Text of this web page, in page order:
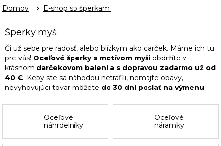
Domov E-shop so šperkami
Šperky myš
Či už sebe pre radosť, alebo blízkym ako darček. Máme ich tu
pre vás! Oceľové šperky s motívom myši obdržíte v
krásnom darčekovom balení a s dopravou zadarmo už od
40 €. Keby ste sa náhodou netrafili, nemajte obavy,
nevyhovujúci tovar môžete do 30 dní poslať na výmenu.
Oceľové
náhrdelníky
Oceľové
náramky